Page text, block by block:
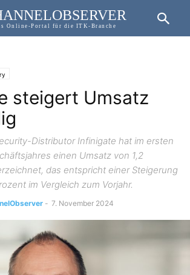
Online-Portal für die ITK-Branche
steigert Umsatz
Distributor Infinigate hat im ersten
einen Umsatz von 1,2
das entspricht einer Steigerung
im Vergleich zum Vorjahr.
- 7. November 2024